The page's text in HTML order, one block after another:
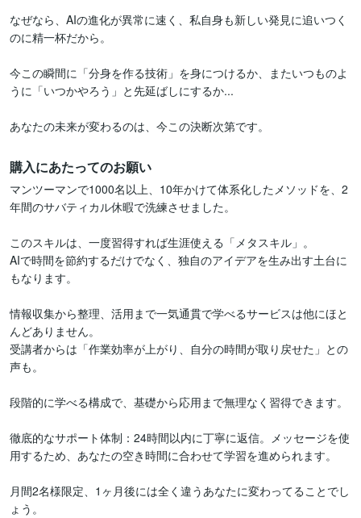
なぜなら、AIの進化が異常に速く、私自身も新しい発見に追いつく
のに精一杯だから。
今この瞬間に「分身を作る技術」を身につけるか、またいつものよ
うに「いつかやろう」と先延ばしにするか...
あなたの未来が変わるのは、今この決断次第です。
購入にあたってのお願い
マンツーマンで1000名以上、10年かけて体系化したメソッドを、2
年間のサバティカル休暇で洗練させました。
このスキルは、一度習得すれば生涯使える「メタスキル」。
AIで時間を節約するだけでなく、独自のアイデアを生み出す土台に
もなります。
情報収集から整理、活用まで一気通貫で学べるサービスは他にほと
んどありません。
受講者からは「作業効率が上がり、自分の時間が取り戻せた」との
声も。
段階的に学べる構成で、基礎から応用まで無理なく習得できます。
徹底的なサポート体制：24時間以内に丁寧に返信。メッセージを使
用するため、あなたの空き時間に合わせて学習を進められます。
月間2名様限定、1ヶ月後には全く違うあなたに変わってることでし
ょう。